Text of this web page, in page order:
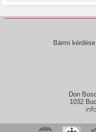
Bármi
Don
1032